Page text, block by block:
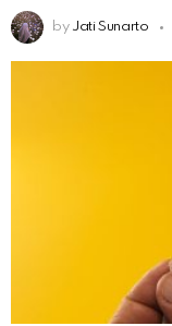
by Jati Sunarto